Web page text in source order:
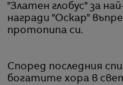
"Златен глобус" за
награди "Оскар"
протопипа си.
Според последния
богатите хора в